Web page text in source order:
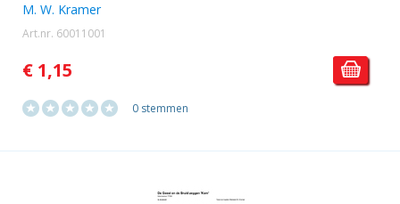
M. W. Kramer
Art.nr. 60011001
€ 1,15
0 stemmen